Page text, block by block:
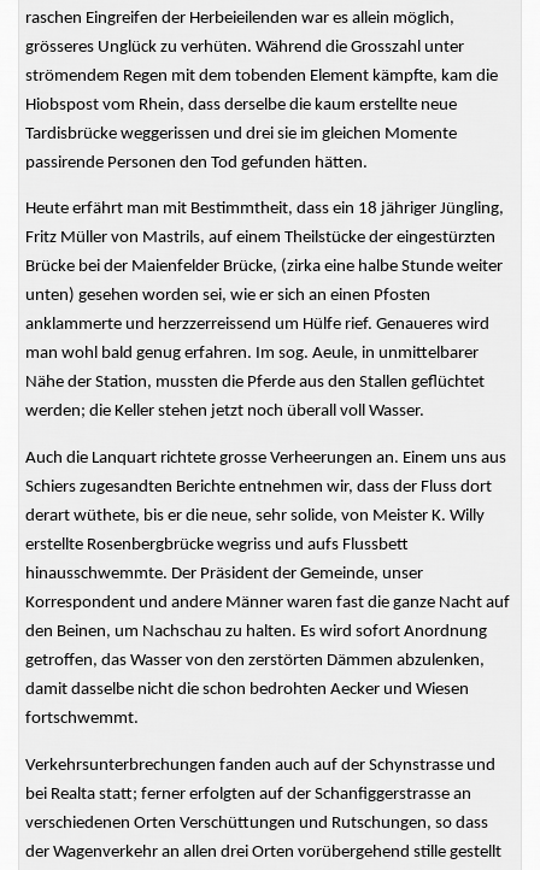
raschen Eingreifen der Herbeieilenden war es allein möglich,
grösseres Unglück zu verhüten. Während die Grosszahl unter
strömendem Regen mit dem tobenden Element kämpfte, kam die
Hiobspost vom Rhein, dass derselbe die kaum erstellte neue
Tardisbrücke weggerissen und drei sie im gleichen Momente
passirende Personen den Tod gefunden hätten.
Heute erfährt man mit Bestimmtheit, dass ein 18 jähriger Jüngling,
Fritz Müller von Mastrils, auf einem Theilstücke der eingestürzten
Brücke bei der Maienfelder Brücke, (zirka eine halbe Stunde weiter
unten) gesehen worden sei, wie er sich an einen Pfosten
anklammerte und herzzerreissend um Hülfe rief. Genaueres wird
man wohl bald genug erfahren. Im sog. Aeule, in unmittelbarer
Nähe der Station, mussten die Pferde aus den Stallen geflüchtet
werden; die Keller stehen jetzt noch überall voll Wasser.
Auch die Lanquart richtete grosse Verheerungen an. Einem uns aus
Schiers zugesandten Berichte entnehmen wir, dass der Fluss dort
derart wüthete, bis er die neue, sehr solide, von Meister K. Willy
erstellte Rosenbergbrücke wegriss und aufs Flussbett
hinausschwemmte. Der Präsident der Gemeinde, unser
Korrespondent und andere Männer waren fast die ganze Nacht auf
den Beinen, um Nachschau zu halten. Es wird sofort Anordnung
getroffen, das Wasser von den zerstörten Dämmen abzulenken,
damit dasselbe nicht die schon bedrohten Aecker und Wiesen
fortschwemmt.
Verkehrsunterbrechungen fanden auch auf der Schynstrasse und
bei Realta statt; ferner erfolgten auf der Schanfiggerstrasse an
verschiedenen Orten Verschüttungen und Rutschungen, so dass
der Wagenverkehr an allen drei Orten vorübergehend stille gestellt